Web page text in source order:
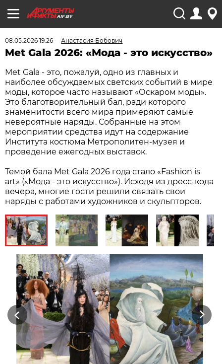
AIF.BY
08.05.2026 19:26 Анастасия Бобович
Met Gala 2026: «Мода - это искусство»
Met Gala - это, пожалуй, одно из главных и
наиболее обсуждаемых светских событий в мире
моды, которое часто называют «Оскаром моды».
Это благотворительный бал, ради которого
знаменитости всего мира примеряют самые
невероятные наряды. Собранные на этом
мероприятии средства идут на содержание
Института костюма Метрополитен-музея и
проведение ежегодных выставок.
Темой бала Met Gala 2026 года стало «Fashion is
art» («Мода - это искусство»). Исходя из дресс-кода
вечера, многие гости решили связать свои
наряды с работами художников и скульпторов.
Previous Next